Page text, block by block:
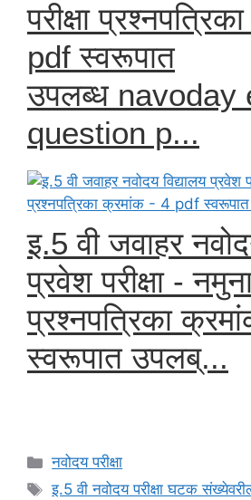
परीक्षा
pdf स्वरूपात
उपलब्ध navoday
question p...
इ.5 वी जवाहर
प्रवेश परीक्षा -
प्रश्नपत्रिका
स्वरूपात उपलब्...
Categories
नवोदय परीक्षा
Tags
इ.5 वी नवोदय परीक्षा घटक